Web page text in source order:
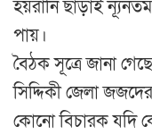
হয়রানি ছাড়াই
পায়।
বৈঠক সূত্রে জানা
সিদ্দিকী জেলা
কোনো বিচারক যদি